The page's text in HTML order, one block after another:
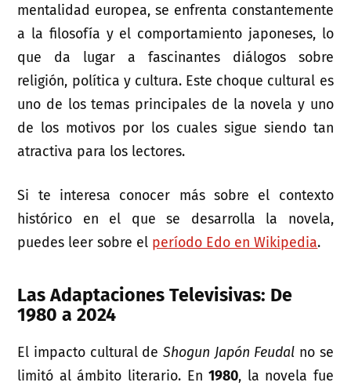
mentalidad europea, se enfrenta constantemente
a la filosofía y el comportamiento japoneses, lo
que da lugar a fascinantes diálogos sobre
religión, política y cultura. Este choque cultural es
uno de los temas principales de la novela y uno
de los motivos por los cuales sigue siendo tan
atractiva para los lectores.
Si te interesa conocer más sobre el contexto
histórico en el que se desarrolla la novela,
puedes leer sobre el período Edo en Wikipedia.
Las Adaptaciones Televisivas: De
1980 a 2024
El impacto cultural de Shogun Japón Feudal no se
limitó al ámbito literario. En1980, la novela fue